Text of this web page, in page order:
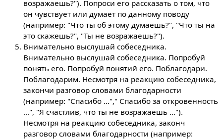
возражаешь?"). Попроси его рассказать о том, что
он чувствует или думает по данному поводу
(например: "Что ты об этому думаешь?", "Что ты на
это скажешь?", "Ты не возражаешь?").
Внимательно выслушай собеседника.
Внимательно выслушай собеседника. Попробуй
понять его. Попробуй понятий его. Поблагодари.
Поблагодарим. Несмотря на реакцию собеседника,
закончи разговор словами благодарности
(например: "Спасибо ..."," Спасибо за откровенность
...", "Я счастлив, что ты не возражаешь ...").
Несмотря на реакцию собеседника, законч
разговор словами благодарности (например: